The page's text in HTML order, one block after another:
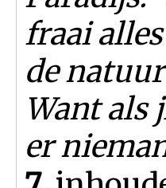
fraai
de
Want als
er